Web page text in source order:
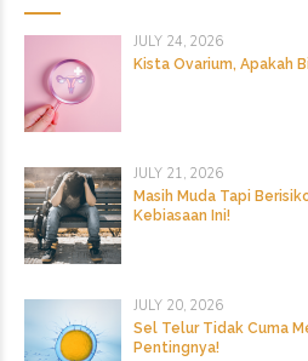
JULY 24, 2026
Kista Ovarium, Apakah
JULY 21, 2026
Masih Muda Tapi
Kebiasaan Ini!
JULY 20, 2026
Sel Telur Tidak Cuma
Pentingnya!